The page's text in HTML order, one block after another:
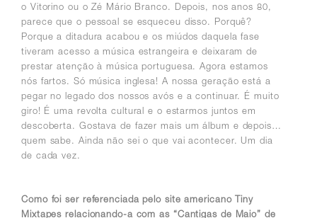
o Vitorino ou o Zé Mário Branco. Depois, nos anos 80,
parece que o pessoal se esqueceu disso. Porquê?
Porque a ditadura acabou e os miúdos daquela fase
tiveram acesso a música estrangeira e deixaram de
prestar atenção à música portuguesa. Agora estamos
nós fartos. Só música inglesa! A nossa geração está a
pegar no legado dos nossos avós e a continuar. É muito
giro! É uma revolta cultural e o estarmos juntos em
descoberta. Gostava de fazer mais um álbum e depois…
quem sabe. Ainda não sei o que vai acontecer. Um dia
de cada vez.
Como foi ser referenciada pelo site americano Tiny
Mixtapes relacionando-a com as “Cantigas de Maio” de